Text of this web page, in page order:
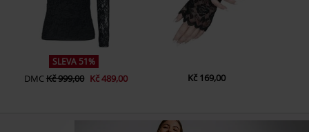
SLEVA 51%
DMCKč 999,00 Kč 489,00 Kč 169,00